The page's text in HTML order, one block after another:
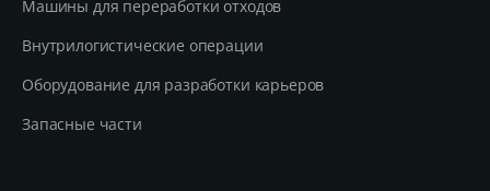
Машины для переработки отходов
Внутрилогистические операции
Оборудование для разработки карьеров
Запасные части